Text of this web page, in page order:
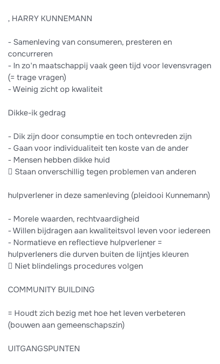
, HARRY KUNNEMANN
- Samenleving van consumeren, presteren en
concurreren
- In zo'n maatschappij vaak geen tijd voor levensvragen
(= trage vragen)
- Weinig zicht op kwaliteit
Dikke-ik gedrag
- Dik zijn door consumptie en toch ontevreden zijn
- Gaan voor individualiteit ten koste van de ander
- Mensen hebben dikke huid
 Staan onverschillig tegen problemen van anderen
hulpverlener in deze samenleving (pleidooi Kunnemann)
- Morele waarden, rechtvaardigheid
- Willen bijdragen aan kwaliteitsvol leven voor iedereen
- Normatieve en reflectieve hulpverlener =
hulpverleners die durven buiten de lijntjes kleuren
 Niet blindelings procedures volgen
COMMUNITY BUILDING
= Houdt zich bezig met hoe het leven verbeteren
(bouwen aan gemeenschapszin)
UITGANGSPUNTEN